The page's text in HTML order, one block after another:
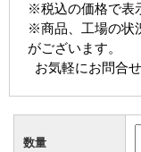
※税込の価格で表
※商品、工場の状
がございます。
お気軽にお問合せ
数量